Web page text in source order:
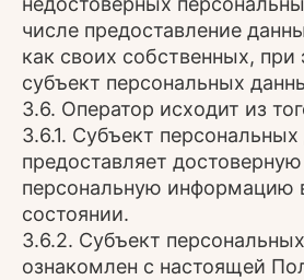
числе предоставление
как своих собственных, при
субъект персональных
3.6. Оператор исходит из
3.6.1. Субъект
предоставляет
персональную информацию
состоянии.
3.6.2. Субъект
ознакомлен с настоящей